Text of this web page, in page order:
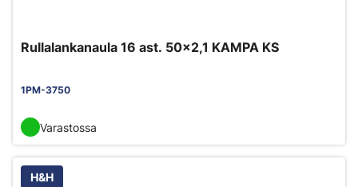
Rullalankanaula 16 ast. 50x2,1 KAMPA KS
1PM-3750
Varastossa
H&H